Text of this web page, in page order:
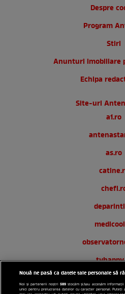
Despre
Program
Stiri
Anunturi imobiliare
Echipa
Site-uri
a1.ro
as.ro
Nouă ne pasă ca datele tale personale să
Noi și partenerii noștri589 stocăm și/sau accesăm
unici pentru prelucrarea datelor cu caracter personal. Puteți